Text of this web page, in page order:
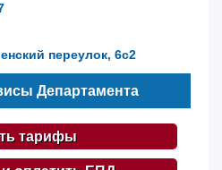
переулок, 6с2
Департамента
тарифы